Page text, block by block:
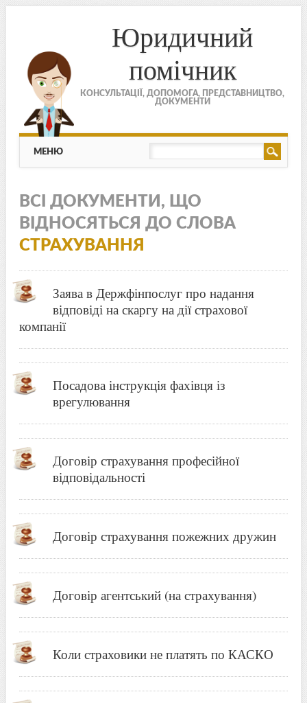
Юридичний
помічник
КОНСУЛЬТАЦІЇ, ДОПОМОГА, ПРЕДСТАВНИЦТВО,
ДОКУМЕНТИ
МЕНЮ
Skip to content
МЕНЮ
ВСІ ДОКУМЕНТИ, ЩО
ВІДНОСЯТЬСЯ ДО СЛОВА
СТРАХУВАННЯ
Заява в Держфінпослуг про надання
відповіді на скаргу на дії страхової
компанії
Посадова інструкція фахівця із
врегулювання
Договір страхування професійної
відповідальності
Договір страхування пожежних дружин
Договір агентський (на страхування)
Коли страховики не платять по КАСКО